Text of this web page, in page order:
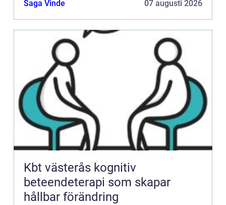
Saga Vinde 07 augusti 2026
Kbt västerås kognitiv
beteendeterapi som skapar
hållbar förändring